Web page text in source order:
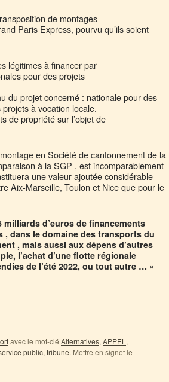
de montages
Paris Express, pourvu qu’ils soient
légitimes à financer par
pour des projets
du projet concerné : nationale pour des
à vocation locale.
de propriété sur l’objet de
en Société de cantonnement de la
à la SGP , est incomparablement
une valeur ajoutée considérable
Aix-Marseille, Toulon et Nice que pour le
d’euros de financements
dans le domaine des transports du
, mais aussi aux dépens d’autres
l’achat d’une flotte régionale
de l’été 2022, ou tout autre … »
avec le mot-clé Alternatives, APPEL ,
public, tribune. Mettre en signet le